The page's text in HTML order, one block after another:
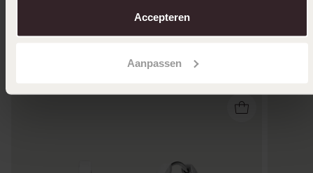
Accepteren
Aanpassen